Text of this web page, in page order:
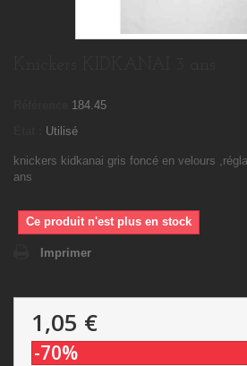
184.45
Utilisé
knickers kidkanai gris foncé en velours
ans
Ce produit n'est plus en stock
Imprimer
1,05 €
-70%